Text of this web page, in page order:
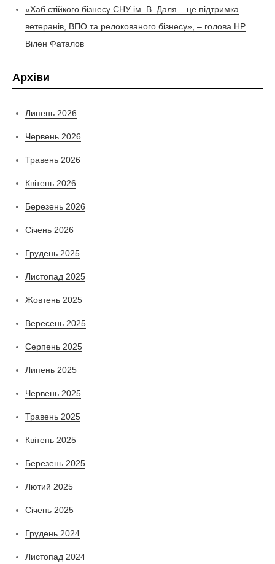
«Хаб стійкого бізнесу СНУ ім. В. Даля – це підтримка
ветеранів, ВПО та релокованого бізнесу», – голова НР
Вілен Фаталов
Архіви
Липень 2026
Червень 2026
Травень 2026
Квітень 2026
Березень 2026
Січень 2026
Грудень 2025
Листопад 2025
Жовтень 2025
Вересень 2025
Серпень 2025
Липень 2025
Червень 2025
Травень 2025
Квітень 2025
Березень 2025
Лютий 2025
Січень 2025
Грудень 2024
Листопад 2024